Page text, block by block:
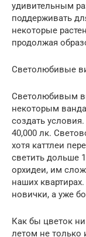
удивительным
поддерживать
некоторые
продолжая
Светолюбивые
Светолюбивым
некоторым
создать
40,000 лк.
хотя каттлеи
светить дольше
орхидеи, им
наших
новички, а уже
Как бы цветок
летом не только